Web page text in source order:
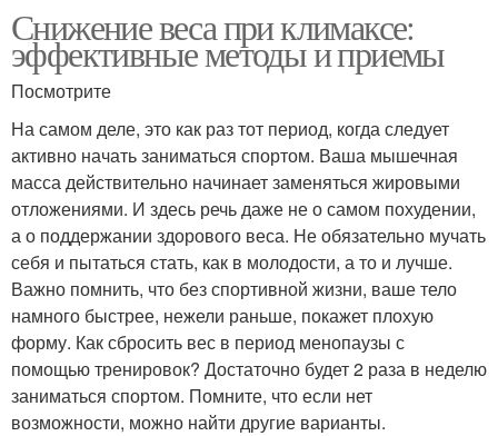
Снижение веса при климаксе:
эффективные методы и приемы
Посмотрите
На самом деле, это как раз тот период, когда следует
активно начать заниматься спортом. Ваша мышечная
масса действительно начинает заменяться жировыми
отложениями. И здесь речь даже не о самом похудении,
а о поддержании здорового веса. Не обязательно мучать
себя и пытаться стать, как в молодости, а то и лучше.
Важно помнить, что без спортивной жизни, ваше тело
намного быстрее, нежели раньше, покажет плохую
форму. Как сбросить вес в период менопаузы с
помощью тренировок? Достаточно будет 2 раза в неделю
заниматься спортом. Помните, что если нет
возможности, можно найти другие варианты.